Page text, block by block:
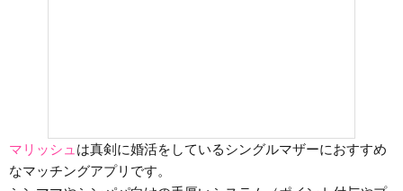
マリッシュ は真剣に婚活をしているシングルマザーにおすすめ
なマッチングアプリです。